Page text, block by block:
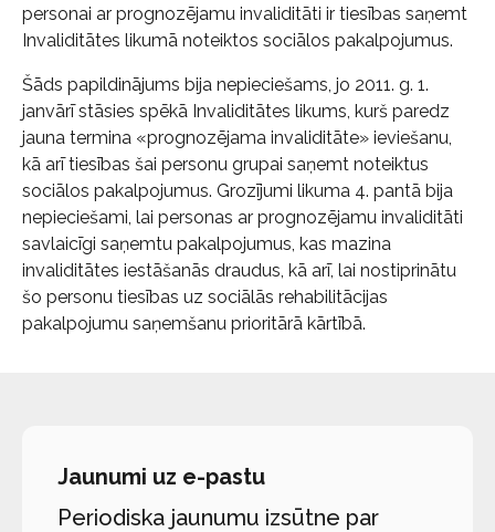
personai ar prognozējamu invaliditāti ir tiesības saņemt
Invaliditātes likumā noteiktos sociālos pakalpojumus.
Šāds papildinājums bija nepieciešams, jo 2011. g. 1.
janvārī stāsies spēkā Invaliditātes likums, kurš paredz
jauna termina «prognozējama invaliditāte» ieviešanu,
kā arī tiesības šai personu grupai saņemt noteiktus
sociālos pakalpojumus. Grozījumi likuma 4. pantā bija
nepieciešami, lai personas ar prognozējamu invaliditāti
savlaicīgi saņemtu pakalpojumus, kas mazina
invaliditātes iestāšanās draudus, kā arī, lai nostiprinātu
šo personu tiesības uz sociālās rehabilitācijas
pakalpojumu saņemšanu prioritārā kārtībā.
Jaunumi uz e-pastu
Periodiska jaunumu izsūtne par